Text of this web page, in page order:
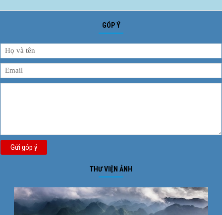
GÓP Ý
Gửi góp ý
THƯ VIỆN ẢNH